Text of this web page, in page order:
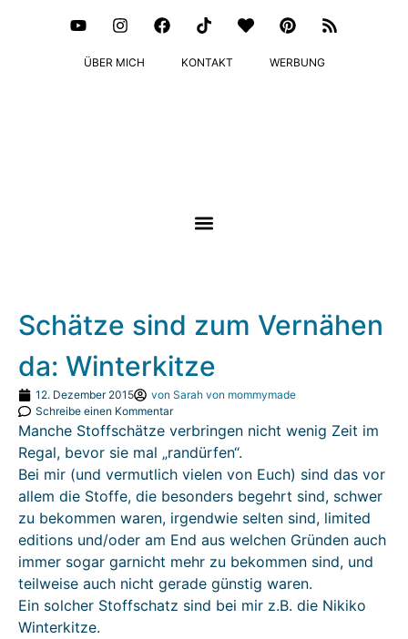
ÜBER MICH KONTAKT WERBUNG
Schätze sind zum Vernähen
da: Winterkitze
12. Dezember 2015 von Sarah von mommymade
Schreibe einen Kommentar
Manche Stoffschätze verbringen nicht wenig Zeit im
Regal, bevor sie mal „randürfen“.
Bei mir (und vermutlich vielen von Euch) sind das vor
allem die Stoffe, die besonders begehrt sind, schwer
zu bekommen waren, irgendwie selten sind, limited
editions und/oder am End aus welchen Gründen auch
immer sogar garnicht mehr zu bekommen sind, und
teilweise auch nicht gerade günstig waren.
Ein solcher Stoffschatz sind bei mir z.B. die Nikiko
Winterkitze.